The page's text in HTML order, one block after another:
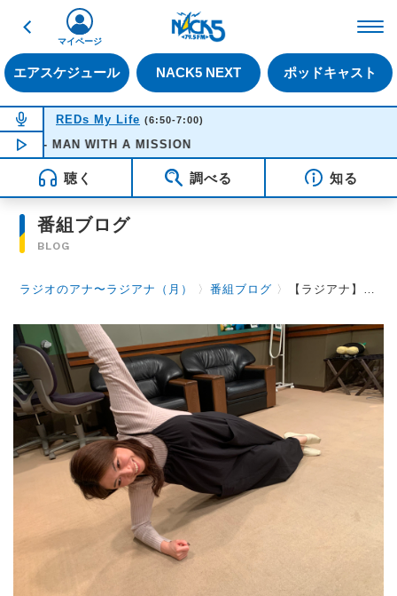
戻る
エアスケジュール NACK5 NEXT ポッドキャスト
マイページ
NOW ON AIR
REDs My Life (6:50-7:00)
NOW PLAYING 06:53
- MAN WITH A MISSION
聴く 調べる 知る
番組ブログ
BLOG
ラジオのアナ〜ラジアナ（月） 〉番組ブログ 〉 【ラジアナ】１１月【月曜日】